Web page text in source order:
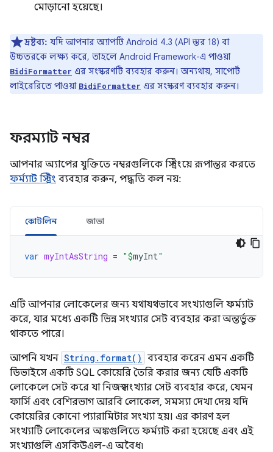
মোড়ানো হয়েছে।
দ্রষ্টব্য: যদি আপনার অ্যাপটি Android 4.3 (API স্তর 18) বা
উচ্চতরকে লক্ষ্য করে, তাহলে Android Framework-এ পাওয়া
BidiFormatter এর সংস্করণটি ব্যবহার করুন। অন্যথায়, সাপোর্ট
লাইব্রেরিতে পাওয়া BidiFormatter এর সংস্করণ ব্যবহার করুন।
ফরম্যাট নম্বর
আপনার অ্যাপের যুক্তিতে নম্বরগুলিকে স্ট্রিংয়ে রূপান্তর করতে
ফর্ম্যাট স্ট্রিং ব্যবহার করুন, পদ্ধতি কল নয়:
কোটলিন জাভা
var myIntAsString = "$myInt"
এটি আপনার লোকেলের জন্য যথাযথভাবে সংখ্যাগুলি ফর্ম্যাট
করে, যার মধ্যে একটি ভিন্ন সংখ্যার সেট ব্যবহার করা অন্তর্ভুক্ত
থাকতে পারে।
আপনি যখন String.format() ব্যবহার করেন এমন একটি
ডিভাইসে একটি SQL কোয়েরি তৈরি করার জন্য যেটি একটি
লোকেলে সেট করে যা নিজস্ব সংখ্যার সেট ব্যবহার করে, যেমন
ফার্সি এবং বেশিরভাগ আরবি লোকেল, সমস্যা দেখা দেয় যদি
কোয়েরির কোনো প্যারামিটার সংখ্যা হয়। এর কারণ হল
সংখ্যাটি লোকেলের অঙ্কগুলিতে ফর্ম্যাট করা হয়েছে এবং এই
সংখ্যাগুলি এসকিউএল-এ অবৈধ৷